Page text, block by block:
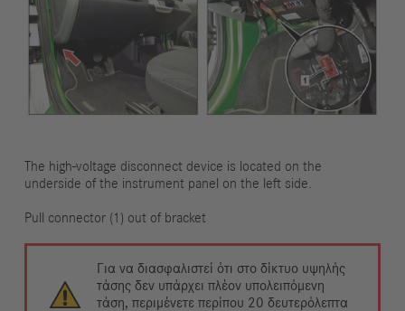
The high-voltage disconnect device is located on the
underside of the instrument panel on the left side.
Pull connector (1) out of bracket
Για να διασφαλιστεί ότι στο δίκτυο υψηλής
τάσης δεν υπάρχει πλέον υπολειπόμενη
τάση, περιμένετε περίπου 20 δευτερόλεπτα